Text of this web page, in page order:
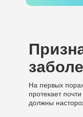
На первых
протекает
должны